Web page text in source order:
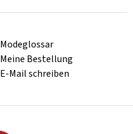
Modeglossar
Meine Bestellung
E-Mail schreiben